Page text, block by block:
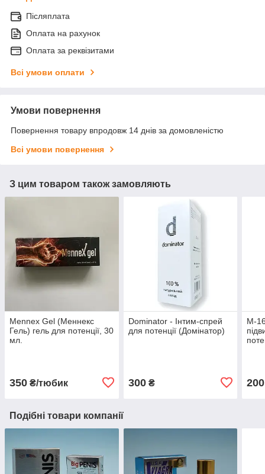
Післяплата
Оплата на рахунок
Оплата за реквізитами
Всі умови оплати
Умови повернення
Повернення товару впродовж 14 днів за домовленістю
Всі умови повернення
З цим товаром також замовляють
Mennex Gel (Меннекс
Гель) гель для потенції, 30
мл.
350 ₴/тюбик
Dominator - Інтим-спрей
для потенції (Домінатор)
300₴
М-
200
Подібні товари компанії